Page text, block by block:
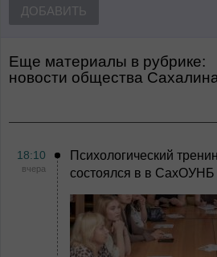
ДОБАВИТЬ
Еще материалы в рубрике:
Новости общества
18:10
вчера
Психологический
состоялся в в СахОУНБ